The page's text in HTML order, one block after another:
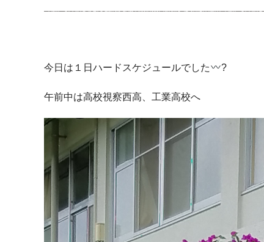
今日は１日ハードスケジュールでした ?
午前中は高校視察西高、工業高校へ